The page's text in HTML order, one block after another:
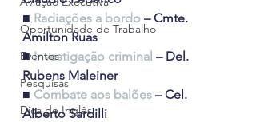
Oportunidade de Trabalho
Eventos
Pesquisas
Dica de Inglês
■ Radiações a bordo – Cmte.
Amilton Ruas
■ Investigação criminal – Del.
Rubens Maleiner
■ Combate aos balões – Cel.
Alberto Sardilli